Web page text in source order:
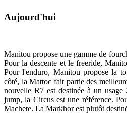
Aujourd'hui
Manitou propose une gamme de
Pour la descente et le freeride,
Pour l'enduro, Manitou propose la
côté, la Mattoc fait partie des
nouvelle R7 est destinée à un
jump, la Circus est une référence.
Machete. La Markhor est plutôt